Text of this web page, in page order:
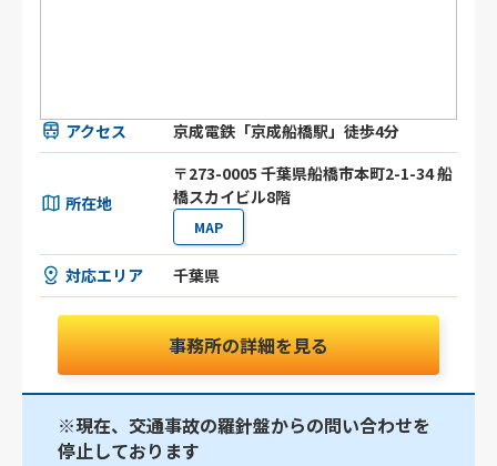
アクセス 京成電鉄「京成船橋駅」徒歩4分
所在地
〒273-0005 千葉県船橋市本町2-1-34 船
橋スカイビル8階
MAP
対応エリア 千葉県
事務所の詳細を見る
※現在、交通事故の羅針盤からの問い合わせを
停止しております